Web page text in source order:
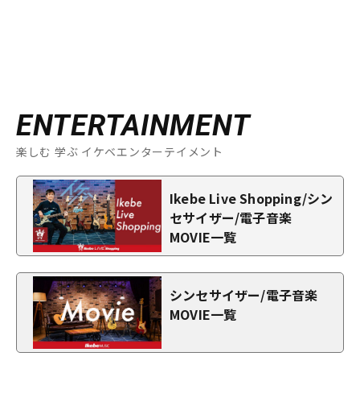
ENTERTAINMENT
楽しむ 学ぶ イケベエンターテイメント
Ikebe Live Shopping/シン
セサイザー/電子音楽
MOVIE一覧
シンセサイザー/電子音楽
MOVIE一覧